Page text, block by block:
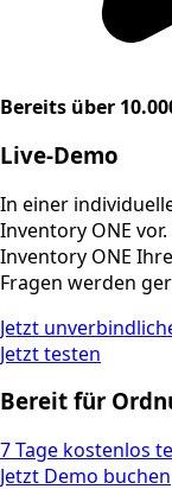
Bereits über
Live-Demo
In einer
Inventory ONE
Inventory ONE
Fragen werden
Jetzt
Jetzt testen
Bereit für
7 Tage kostenlos
Jetzt Demo buchen